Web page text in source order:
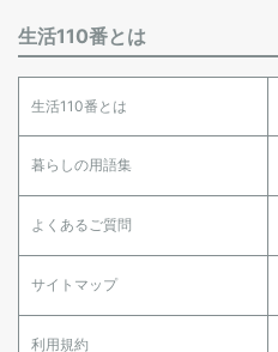
生活110番とは
生活110番とは
暮らしの用語集
よくあるご質問
サイトマップ
利用規約